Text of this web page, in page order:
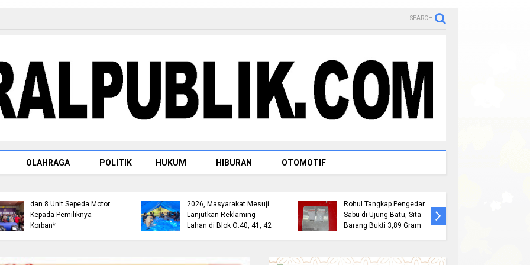
SEARCH
OLAHRAGA POLITIK HUKUM HIBURAN OTOMOTIF
Rohul Tangkap Pengedar
Sabu di Ujung Batu, Sita
Barang Bukti 3,89 Gram
Ekspedisi Merah Putih
Presisi, Sasar 17 Desa di
Wilayah 3T
Raja Rambah dr. H.
Makam dan
Pembangunan Replika